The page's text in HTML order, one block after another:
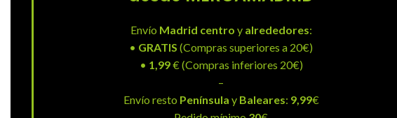
Envío Madrid centro y alrededores:
• GRATIS (Compras superiores a 20€)
• 1,99€ (Compras inferiores 20€)
–
Envío resto Península y Baleares: 9,99€